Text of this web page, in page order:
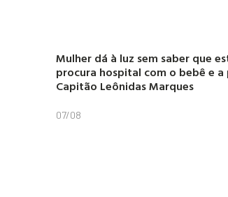
Mulher dá à luz sem saber que
procura hospital com o bebê e a
Capitão Leônidas Marques
07/08